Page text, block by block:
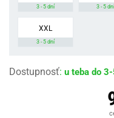
3 - 5 dní 3 - 5 dní
XXL
3 - 5 dní
Dostupnosť: u teba do